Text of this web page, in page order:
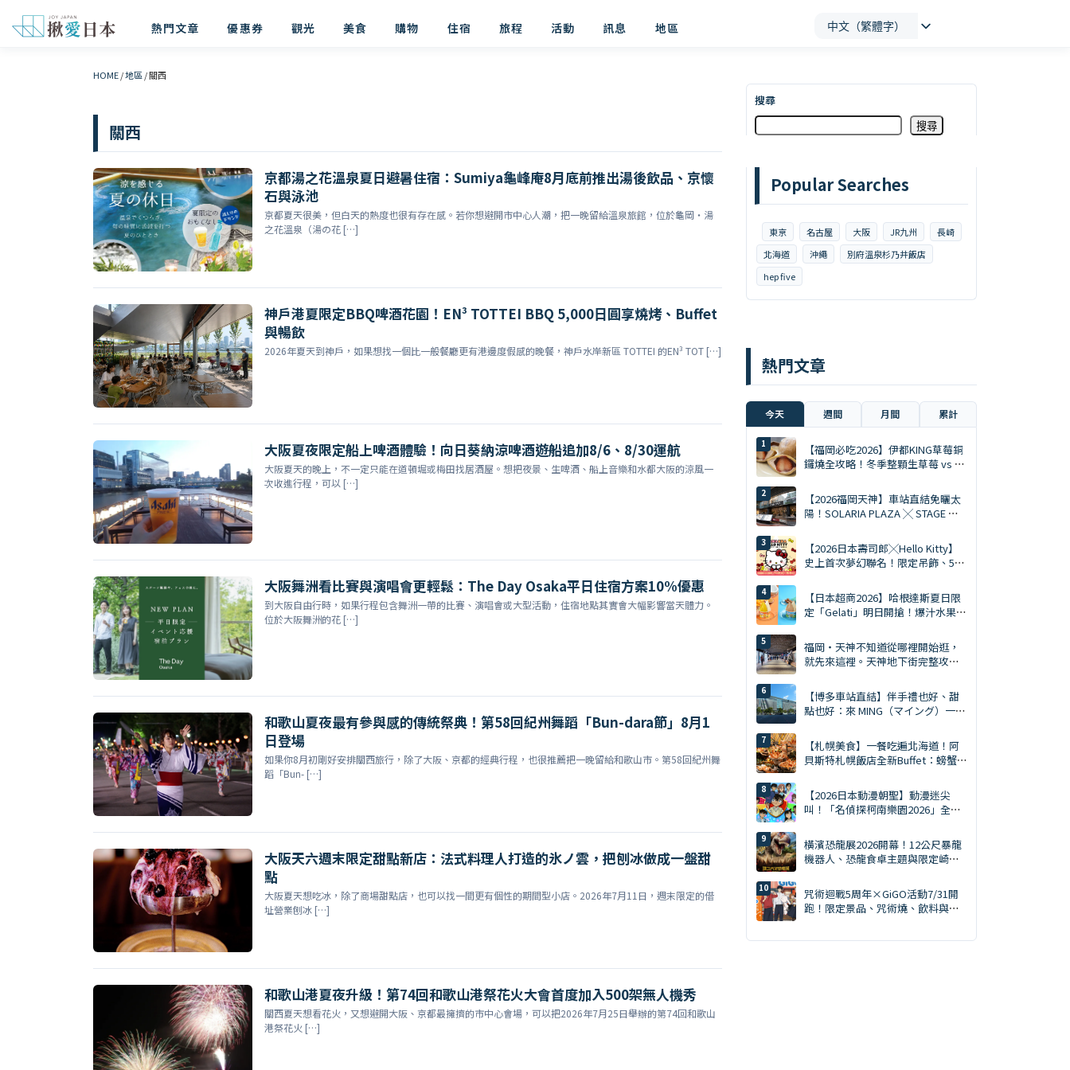
熱門文章 優惠券 觀光 美食 購物 住宿 旅程 活動 訊息 地區 中文（繁體字）
HOME/地區 /關西
關西
京都湯之花溫泉夏日避暑住宿：Sumiya龜峰庵8月底前推出湯後飲品、京懷
石與泳池
京都夏天很美，但白天的熱度也很有存在感。若你想避開市中心人潮，把一晚留給溫泉旅館，位於龜岡・湯
之花溫泉（湯の花 […]
神戶港夏限定BBQ啤酒花園！EN³ TOTTEI BBQ 5,000日圓享燒烤、Buffet
與暢飲
2026年夏天到神戶，如果想找一個比一般餐廳更有港邊度假感的晚餐，神戶水岸新區 TOTTEI 的EN³ TOT […]
大阪夏夜限定船上啤酒體驗！向日葵納涼啤酒遊船追加8/6、8/30運航
大阪夏天的晚上，不一定只能在道頓堀或梅田找居酒屋。想把夜景、生啤酒、船上音樂和水都大阪的涼風一
次收進行程，可以 […]
大阪舞洲看比賽與演唱會更輕鬆：The Day Osaka平日住宿方案10%優惠
到大阪自由行時，如果行程包含舞洲一帶的比賽、演唱會或大型活動，住宿地點其實會大幅影響當天體力。
位於大阪舞洲的花 […]
和歌山夏夜最有參與感的傳統祭典！第58回紀州舞蹈「Bun-dara節」8月1
日登場
如果你8月初剛好安排關西旅行，除了大阪、京都的經典行程，也很推薦把一晚留給和歌山市。第58回紀州舞
蹈「Bun- […]
大阪天六週末限定甜點新店：法式料理人打造的氷ノ雲，把刨冰做成一盤甜
點
大阪夏天想吃冰，除了商場甜點店，也可以找一間更有個性的期間型小店。2026年7月11日，週末限定的借
址營業刨冰 […]
和歌山港夏夜升級！第74回和歌山港祭花火大會首度加入500架無人機秀
關西夏天想看花火，又想避開大阪、京都最擁擠的市中心會場，可以把2026年7月25日舉辦的第74回和歌山
港祭花火 […]
搜尋
搜尋
Popular Searches
東京 名古屋 大阪 JR九州
長崎
北海道
沖繩
別府溫泉杉乃井飯店
hep five
熱門文章
今天 週間 月間 累計
【福岡必吃2026】伊都KING草莓銅
鑼燒全攻略！冬季整顆生草莓 vs 夏
【2026福岡天神】車站直結免曬太
陽！SOLARIA PLAZA ╳ STAGE 必
【2026日本壽司郎╳Hello Kitty】
史上首次夢幻聯名！限定吊飾、5%
【日本超商2026】哈根達斯夏日限
定「Gelati」明日開搶！爆汁水果、
福岡・天神不知道從哪裡開始逛，
就先來這裡。天神地下街完整攻略
【博多車站直結】伴手禮也好、甜
點也好：來 MING（マイング）一次
（2026年版）
【札幌美食】一餐吃遍北海道！阿
貝斯特札幌飯店全新Buffet：螃蟹
湯咖哩
【2026日本動漫朝聖】動漫迷尖
叫！「名偵探柯南樂園2026」全日
色拍照會、交通預約懶人包
橫濱恐龍展2026開幕！12公尺暴龍
機器人、恐龍食卓主題與限定崎陽
咒術迴戰5周年×GiGO活動7/31開
跑！限定景品、咒術燒、飲料與快